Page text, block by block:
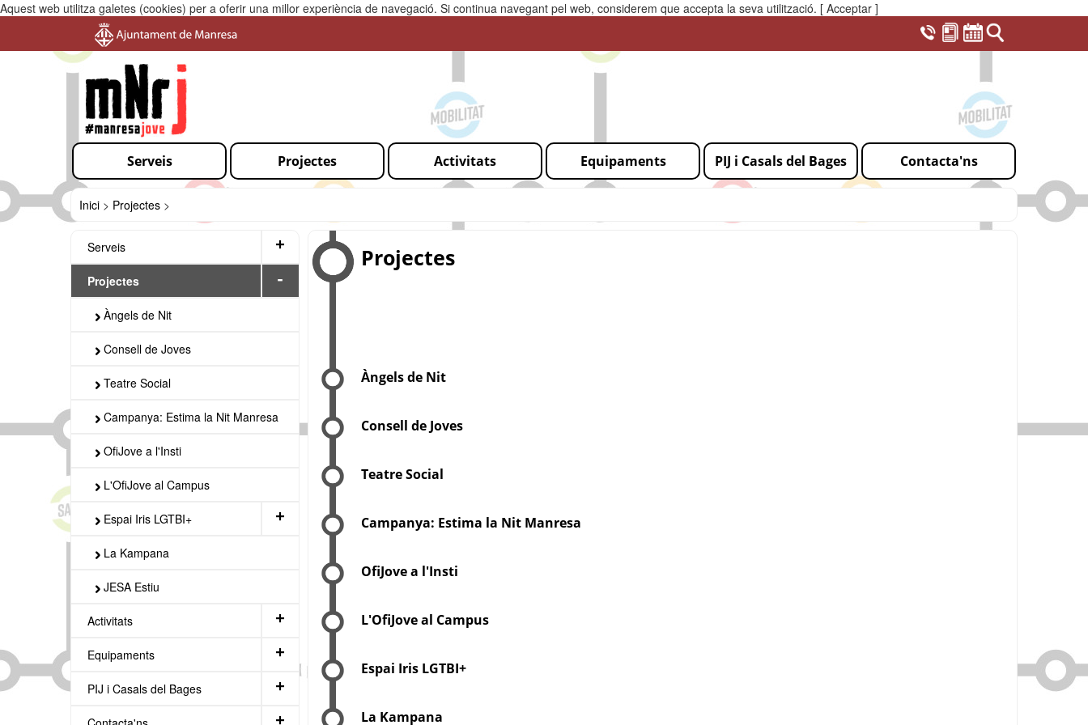
Aquest web utilitza galetes (cookies) per a oferir una millor experiència de navegació. Si continua navegant pel web, considerem que accepta la seva utilització. [ Acceptar ]
Serveis Projectes Activitats Equipaments PIJ i Casals del Bages Contacta'ns
Inici > Projectes >
Serveis +
Projectes -
Àngels de Nit
Consell de Joves
Teatre Social
Campanya: Estima la Nit Manresa
OfiJove a l'Insti
L'OfiJove al Campus
Espai Iris LGTBI+ +
La Kampana
JESA Estiu
Activitats +
Equipaments +
PIJ i Casals del Bages +
Projectes
Àngels de Nit
Consell de Joves
Teatre Social
Campanya: Estima la Nit Manresa
OfiJove a l'Insti
L'OfiJove al Campus
Espai Iris LGTBI+
La Kampana